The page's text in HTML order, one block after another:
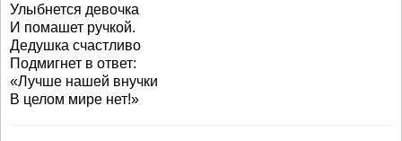
Улыбнется девочка
И помашет ручкой.
Дедушка счастливо
Подмигнет в ответ:
«Лучше нашей внучки
В целом мире нет!»